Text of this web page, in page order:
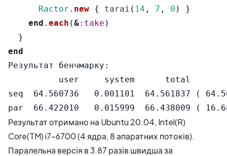
Ractor . new { tarai ( 14 , 7 , 0 )
}
end . each (&:take )
}
end
Результат бенчмарку:
user     system      total
seq  64.560736   0.001101  64.561837 (
Результат отримано на Ubuntu 20.04, Intel(R)
Core(TM) i7-6700 (4 ядра, 8 апаратних потоків).
Паралельна версія в 3.87 разів швидша за